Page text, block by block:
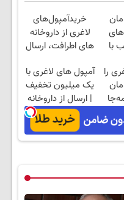
با
خریدآمپول‌های
لاغری از داروخانه
های اطرافت، ارسال
یخ!
را
آمپول های لاغری با
یک میلیون تخفیف
| ارسال از داروخانه
های معتبر